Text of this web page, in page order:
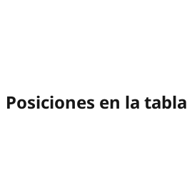
Posiciones en la tabla